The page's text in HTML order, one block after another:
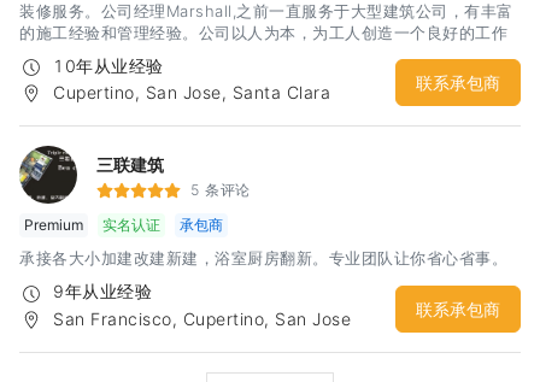
装修服务。公司经理Marshall,之前一直服务于大型建筑公司，有丰富
的施工经验和管理经验。公司以人为本，为工人创造一个良好的工作
环境，从而提供高质量的装修服务。公司秉承“质量一流，服务一流”的
原则服务于湾区各个家庭。尽我所能，为您创造一个理想中的家。
10年从业经验
Cupertino, San Jose, Santa Clara
联系承包商
三联建筑
5 条评论
Premium
实名认证 承包商
承接各大小加建改建新建，浴室厨房翻新。专业团队让你省心省事。
9年从业经验
San Francisco, Cupertino, San Jose
联系承包商